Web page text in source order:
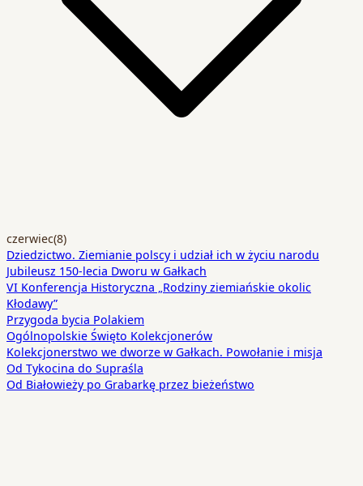
czerwiec(8)
Dziedzictwo. Ziemianie polscy i udział ich w życiu narodu
Jubileusz 150-lecia Dworu w Gałkach
VI Konferencja Historyczna „Rodziny ziemiańskie okolic
Kłodawy”
Przygoda bycia Polakiem
Ogólnopolskie Święto Kolekcjonerów
Kolekcjonerstwo we dworze w Gałkach. Powołanie i misja
Od Tykocina do Supraśla
Od Białowieży po Grabarkę przez bieżeństwo